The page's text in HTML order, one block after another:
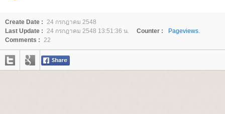
Create Date : 24 กรกฎาคม 2548
Last Update : 24 กรกฎาคม 2548 13:51:36 น. Counter :
Pageviews.
Comments : 22